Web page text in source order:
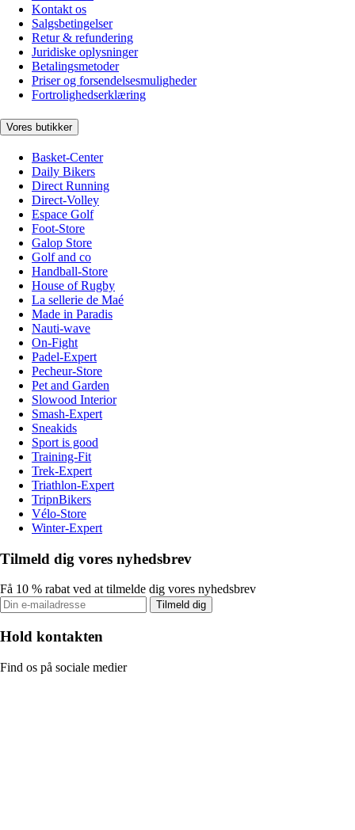
Kontakt os
Salgsbetingelser
Retur & refundering
Juridiske oplysninger
Betalingsmetoder
Priser og forsendelsesmuligheder
Fortrolighedserklæring
Vores butikker
Basket-Center
Daily Bikers
Direct Running
Direct-Volley
Espace Golf
Foot-Store
Galop Store
Golf and co
Handball-Store
House of Rugby
La sellerie de Maé
Made in Paradis
Nauti-wave
On-Fight
Padel-Expert
Pecheur-Store
Pet and Garden
Slowood Interior
Smash-Expert
Sneakids
Sport is good
Training-Fit
Trek-Expert
Triathlon-Expert
TripnBikers
Vélo-Store
Winter-Expert
Tilmeld dig vores nyhedsbrev
Få 10 % rabat ved at tilmelde dig vores nyhedsbrev
Tilmeld dig
Hold kontakten
Find os på sociale medier